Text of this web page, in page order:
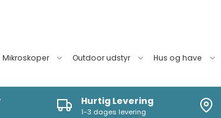
Mikroskoper Outdoor udstyr Hus og have
Hurtig Levering
1-3 dages levering